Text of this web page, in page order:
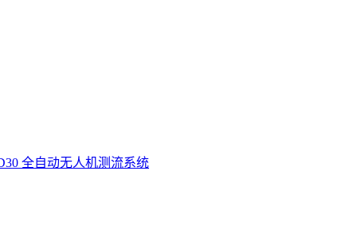
全自动无人机测流系统